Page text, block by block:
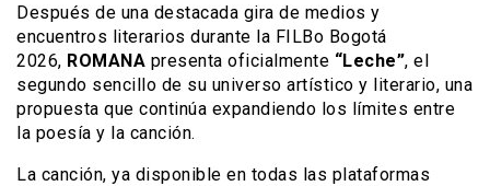
Después de una destacada gira de medios y
encuentros literarios durante la FILBo Bogotá
2026, ROMANA presenta oficialmente “Leche”, el
segundo sencillo de su universo artístico y literario, una
propuesta que continúa expandiendo los límites entre
la poesía y la canción.
La canción, ya disponible en todas las plataformas